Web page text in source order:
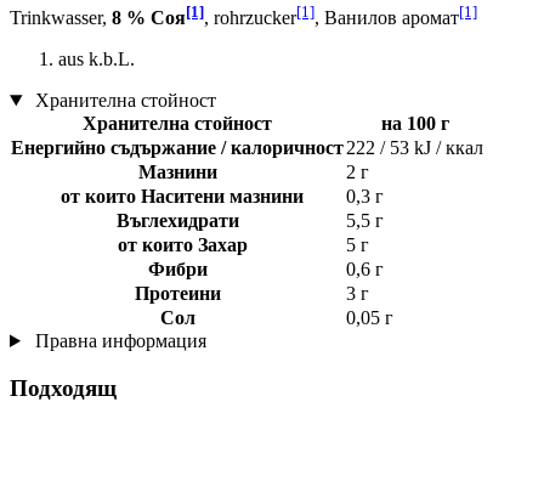
Trinkwasser, 8 % Соя[1], rohrzucker[1], Ванилов аромат[1]
aus k.b.L.
Хранителна стойност
Хранителна стойност
на 100 г
Енергийно съдържание / калоричност222 / 53 kJ / ккал
Мазнини
2 г
от които Наситени мазнини
0,3 г
Въглехидрати
5,5 г
от които Захар
5 г
Фибри
0,6 г
Протеини
3 г
Сол
0,05 г
Правна информация
Подходящ